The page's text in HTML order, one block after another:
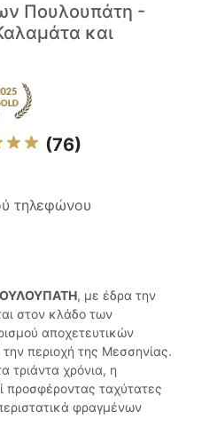
Πουλουπάτη -
και
(76)
τηλεφώνου
, με έδρα την
στον κλάδο των
αποχετευτικών
περιοχή της Μεσσηνίας.
τριάντα χρόνια, η
προσφέροντας ταχύτατες
φραγμένων